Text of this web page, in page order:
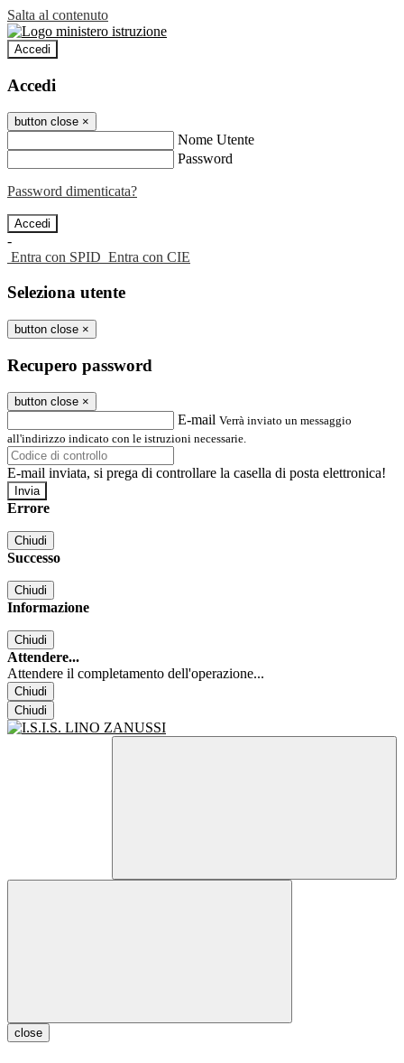
Salta al contenuto
Accedi
Accedi
button close ×
Nome Utente
Password
Password dimenticata?
-
Entra con SPID Entra con CIE
Seleziona utente
button close ×
Recupero password
button close ×
E-mail Verrà inviato un messaggio
all'indirizzo indicato con le istruzioni necessarie.
E-mail inviata, si prega di controllare la casella di posta elettronica!
Errore
Chiudi
Successo
Chiudi
Informazione
Chiudi
Attendere...
Attendere il completamento dell'operazione...
Chiudi
Chiudi
close